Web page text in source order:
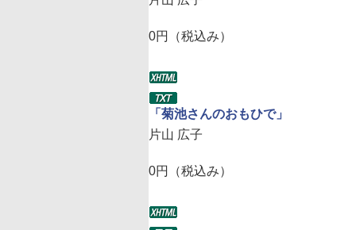
0円（税込み）
「菊池さんのおもひで」
片山 広子
0円（税込み）